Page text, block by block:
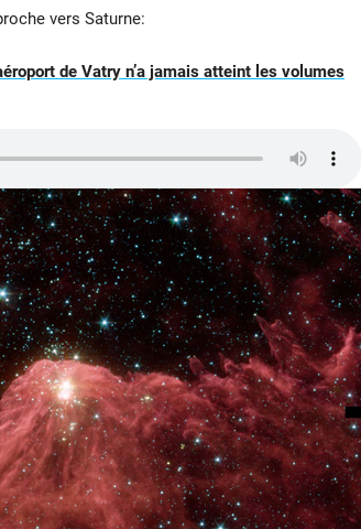
vers Saturne:
de Vatry n’a jamais atteint les volumes